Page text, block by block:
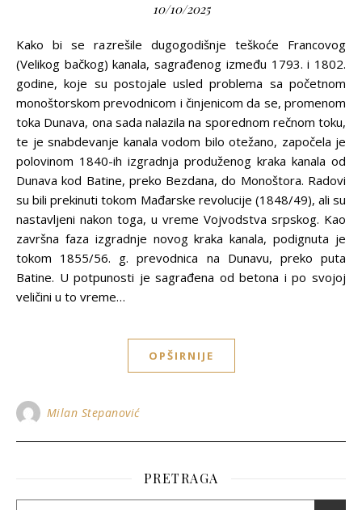
10/10/2025
Kako bi se razrešile dugogodišnje teškoće Francovog
(Velikog bačkog) kanala, sagrađenog između 1793. i 1802.
godine, koje su postojale usled problema sa početnom
monoštorskom prevodnicom i činjenicom da se, promenom
toka Dunava, ona sada nalazila na sporednom rečnom toku,
te je snabdevanje kanala vodom bilo otežano, započela je
polovinom 1840-ih izgradnja produženog kraka kanala od
Dunava kod Batine, preko Bezdana, do Monoštora. Radovi
su bili prekinuti tokom Mađarske revolucije (1848/49), ali su
nastavljeni nakon toga, u vreme Vojvodstva srpskog. Kao
završna faza izgradnje novog kraka kanala, podignuta je
tokom 1855/56. g. prevodnica na Dunavu, preko puta
Batine. U potpunosti je sagrađena od betona i po svojoj
veličini u to vreme…
OPŠIRNIJE
Milan Stepanović
PRETRAGA